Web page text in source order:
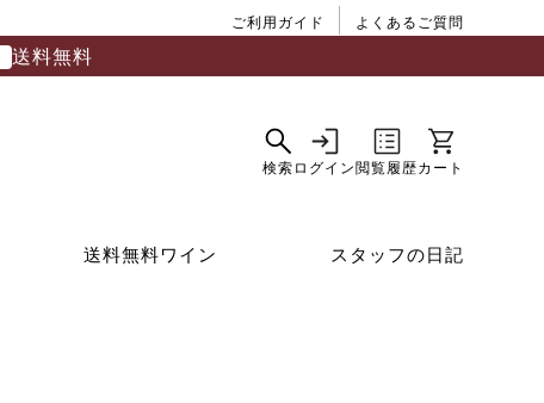
ご利用ガイド よくあるご質問
送料無料
送料無料ワイン スタッフの日記